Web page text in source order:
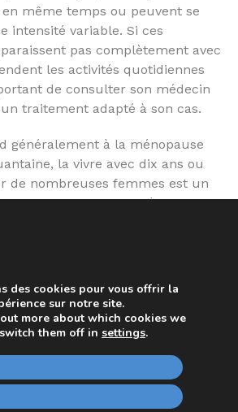
même temps ou peuvent se
intensité variable. Si ces
pas complètement avec
les activités quotidiennes
de consulter son médecin
traitement adapté à son cas.
généralement à la ménopause
la vivre avec dix ans ou
de nombreuses femmes est un
Cela peut réduire
la fertilité à la jeunesse. Pour
et atténuer les symptômes, il
le plus approprié et
un spécialiste pour le soutien
de femmes sont affectées
elles savent qu’elles ne
des cookies pour vous offrir la
sur notre site.
more about which cookies we
them off in settings.